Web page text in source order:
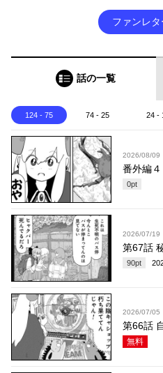
ファンレタ
話の一覧
124 - 75 74 - 25 24 -
2026/08/09
番外編４
0pt
2026/07/19
第67話
90pt
2026/07/05
第66話
無料